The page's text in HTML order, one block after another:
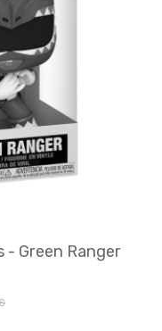
- Green Ranger